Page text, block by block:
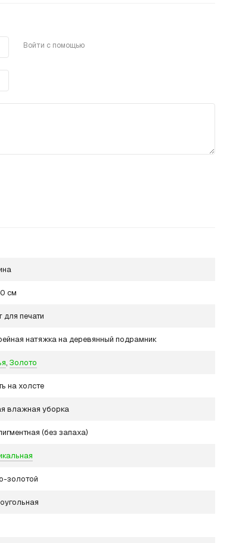
Войти с помощью
см
для печати
натяжка на деревянный подрамник
, Золото
на холсте
влажная уборка
(без запаха)
золотой